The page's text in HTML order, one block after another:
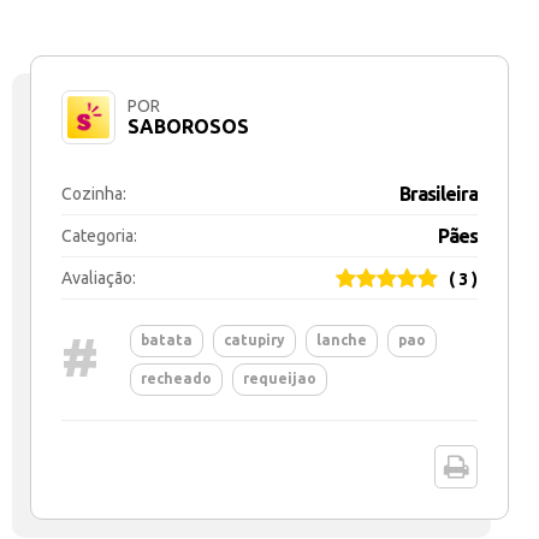
POR
SABOROSOS
Cozinha: Brasileira
Categoria: Pães
Avaliação: ( 3 )
# batata catupiry lanche pao
recheado requeijao